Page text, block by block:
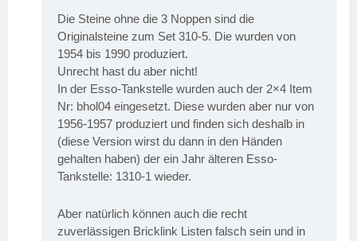
Die Steine ohne die 3 Noppen sind die
Originalsteine zum Set 310-5. Die wurden von
1954 bis 1990 produziert.
Unrecht hast du aber nicht!
In der Esso-Tankstelle wurden auch der 2×4 Item
Nr: bhol04 eingesetzt. Diese wurden aber nur von
1956-1957 produziert und finden sich deshalb in
(diese Version wirst du dann in den Händen
gehalten haben) der ein Jahr älteren Esso-
Tankstelle: 1310-1 wieder.
Aber natürlich können auch die recht
zuverlässigen Bricklink Listen falsch sein und in